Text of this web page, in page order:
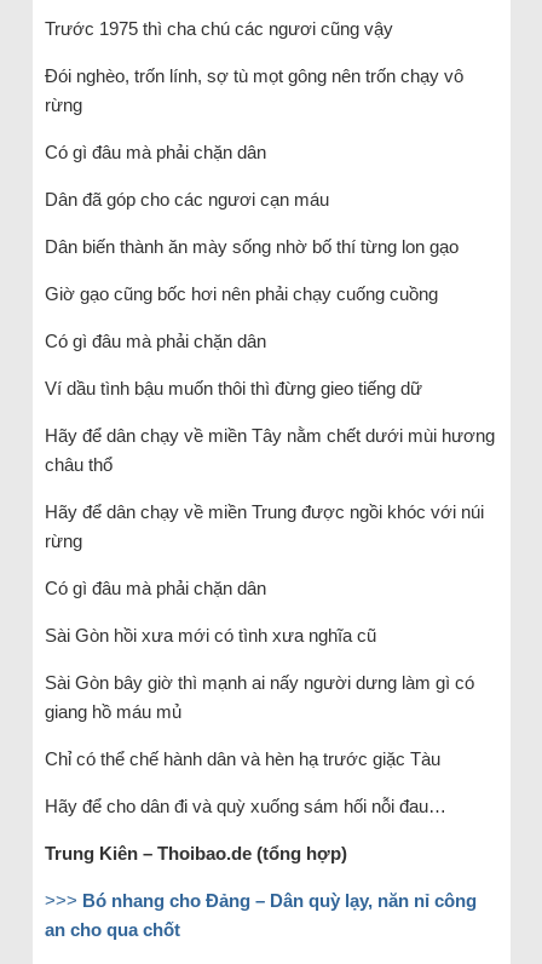
Trước 1975 thì cha chú các ngươi cũng vậy
Đói nghèo, trốn lính, sợ tù mọt gông nên trốn chạy vô
rừng
Có gì đâu mà phải chặn dân
Dân đã góp cho các ngươi cạn máu
Dân biến thành ăn mày sống nhờ bố thí từng lon gạo
Giờ gạo cũng bốc hơi nên phải chạy cuống cuồng
Có gì đâu mà phải chặn dân
Ví dầu tình bậu muốn thôi thì đừng gieo tiếng dữ
Hãy để dân chạy về miền Tây nằm chết dưới mùi hương
châu thổ
Hãy để dân chạy về miền Trung được ngồi khóc với núi
rừng
Có gì đâu mà phải chặn dân
Sài Gòn hồi xưa mới có tình xưa nghĩa cũ
Sài Gòn bây giờ thì mạnh ai nấy người dưng làm gì có
giang hồ máu mủ
Chỉ có thể chế hành dân và hèn hạ trước giặc Tàu
Hãy để cho dân đi và quỳ xuống sám hối nỗi đau…
Trung Kiên – Thoibao.de (tổng hợp)
>>> Bó nhang cho Đảng – Dân quỳ lạy, năn nỉ công
an cho qua chốt